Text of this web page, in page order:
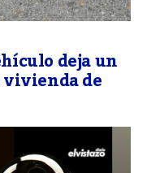
deja un
de